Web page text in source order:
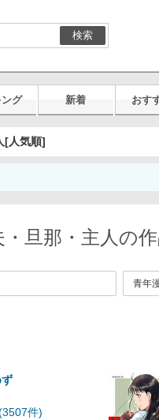
検索
グ 新着 おす
[人気順]
旦那・主人の
件)